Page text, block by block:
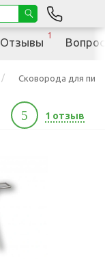
Сковорода для
5 1 отзыв
Отзывы
1